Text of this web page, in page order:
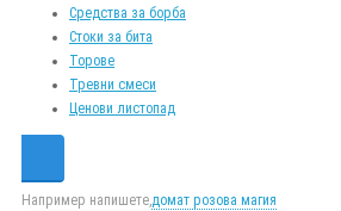
Средства за борба
Стоки за бита
Торове
Тревни смеси
Ценови листопад
Например напишете,домат розова магия